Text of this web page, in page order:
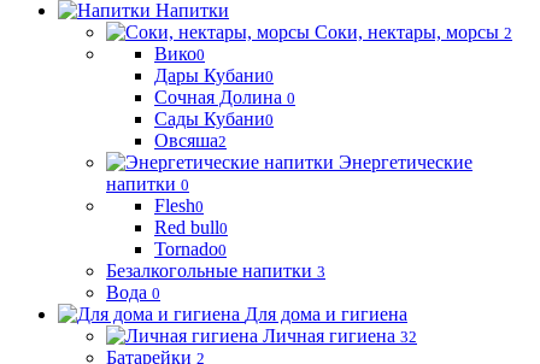
Напитки
Соки, нектары, морсы 2
Вико0
Дары Кубани0
Сочная Долина 0
Сады Кубани0
Овсяша2
Энергетические
напитки 0
Flesh0
Red bull0
Tornado0
Безалкогольные напитки 3
Вода 0
Для дома и гигиена
Личная гигиена 32
Батарейки 2